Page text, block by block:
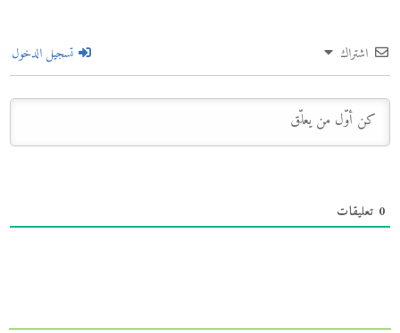
اشتراك تسجيل الدخول
0 تعليقات